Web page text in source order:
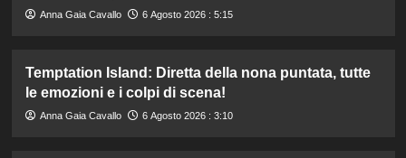
Anna Gaia Cavallo 6 Agosto 2026 : 5:15
Temptation Island: Diretta della nona puntata, tutte
le emozioni e i colpi di scena!
Anna Gaia Cavallo 6 Agosto 2026 : 3:10